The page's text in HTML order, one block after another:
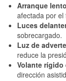
Arranque
afectada por el
Luces
sobrecargado.
Luz de
reduce la
Volante rígido
dirección